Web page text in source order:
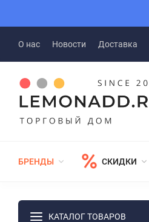
О нас Новости Доставка
БРЕНДЫ СКИДКИ
КАТАЛОГ ТОВАРОВ